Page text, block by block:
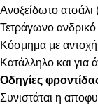
Ανοξείδωτο ατσάλι
Τετράγωνο ανδρικό
Κόσμημα με αντοχή
Κατάλληλο και για
Οδηγίες
Συνιστάται η